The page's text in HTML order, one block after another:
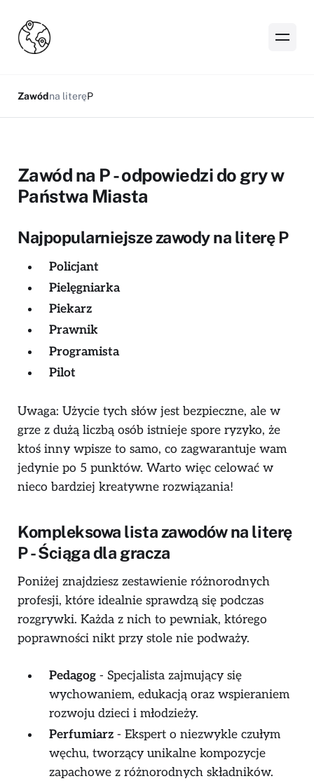
Zawódna literęP
Zawód na P - odpowiedzi do gry w
Państwa Miasta
Najpopularniejsze zawody na literę P
Policjant
Pielęgniarka
Piekarz
Prawnik
Programista
Pilot
Uwaga: Użycie tych słów jest bezpieczne, ale w
grze z dużą liczbą osób istnieje spore ryzyko, że
ktoś inny wpisze to samo, co zagwarantuje wam
jedynie po 5 punktów. Warto więc celować w
nieco bardziej kreatywne rozwiązania!
Kompleksowa lista zawodów na literę
P - Ściąga dla gracza
Poniżej znajdziesz zestawienie różnorodnych
profesji, które idealnie sprawdzą się podczas
rozgrywki. Każda z nich to pewniak, którego
poprawności nikt przy stole nie podważy.
Pedagog- Specjalista zajmujący się
wychowaniem, edukacją oraz wspieraniem
rozwoju dzieci i młodzieży.
Perfumiarz- Ekspert o niezwykle czułym
węchu, tworzący unikalne kompozycje
zapachowe z różnorodnych składników.